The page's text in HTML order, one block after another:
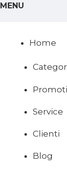
MENU
Home
Service
Clienti
Blog